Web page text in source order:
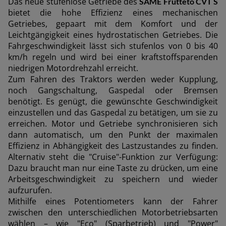
bietet die hohe Effizienz eines mechanischen
Getriebes, gepaart mit dem Komfort und der
Leichtgängigkeit eines hydrostatischen Getriebes. Die
Fahrgeschwindigkeit lässt sich stufenlos von 0 bis 40
km/h regeln und wird bei einer kraftstoffsparenden
niedrigen Motordrehzahl erreicht.
Zum Fahren des Traktors werden weder Kupplung,
noch Gangschaltung, Gaspedal oder Bremsen
benötigt. Es genügt, die gewünschte Geschwindigkeit
einzustellen und das Gaspedal zu betätigen, um sie zu
erreichen. Motor und Getriebe synchronisieren sich
dann automatisch, um den Punkt der maximalen
Effizienz in Abhängigkeit des Lastzustandes zu finden.
Alternativ steht die "Cruise"-Funktion zur Verfügung:
Dazu braucht man nur eine Taste zu drücken, um eine
Arbeitsgeschwindigkeit zu speichern und wieder
aufzurufen.
Mithilfe eines Potentiometers kann der Fahrer
zwischen den unterschiedlichen Motorbetriebsarten
wählen – wie "Eco" (Sparbetrieb) und "Power"